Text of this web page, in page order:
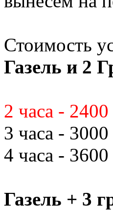
Стоимость
Газель и 2
2 часа - 2400
3 часа - 3000
4 часа - 3600
Газель + 3